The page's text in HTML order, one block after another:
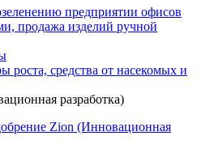
предприятии офисов
продажа изделий ручной
роста, средства от насекомых и
разработка)